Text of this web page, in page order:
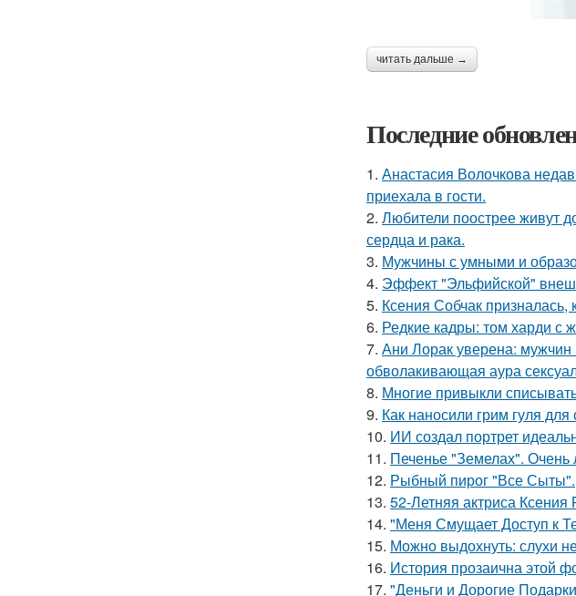
читать дальше →
Последние
1. Анастасия Волочкова
приехала в гости.
2. Любители поострее живут
сердца и рака.
3. Мужчины с умными и
4. Эффект "Эльфийской"
5. Ксения Собчак призналась,
6. Редкие кадры: том харди с
7. Ани Лорак уверена: мужчин
обволакивающая аура
8. Многие привыкли
9. Как наносили грим гуля
10. ИИ создал портрет
11. Печенье "Земелах". Очень
12. Рыбный пирог "Все Сыты".
13. 52-Летняя актриса
14. "Меня Смущает Доступ к
15. Можно выдохнуть: слухи
16. История прозаична этой
17. "Деньги и Дорогие